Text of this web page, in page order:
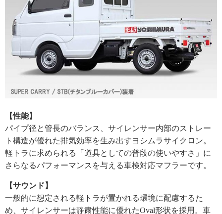
【性能】
パイプ径と管長のバランス、サイレンサー内部のストレー
ト構造が優れた排気効率を生み出すヨシムラサイクロン。
軽トラに求められる「道具としての普段の使いやすさ」に
さらなるパフォーマンスを与える車検対応マフラーです。
【サウンド】
一般的に想定される軽トラが置かれる環境に配慮するた
め、サイレンサーは静粛性能に優れたOval形状を採用。車